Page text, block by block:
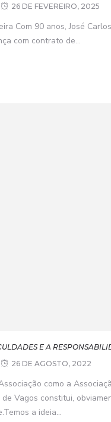
26 DE FEVEREIRO, 2025
Com 90 anos, José
com contrato de...
E A
26 DE AGOSTO, 2022
como a
Vagos constitui,
a ideia...